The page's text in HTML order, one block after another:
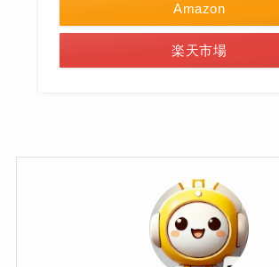
Amazon
楽天市場